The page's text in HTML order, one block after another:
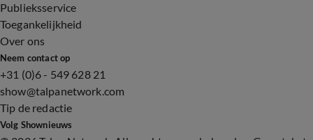
Publieksservice
Toegankelijkheid
Over ons
Neem contact op
+31 (0)6 - 549 628 21
show@talpanetwork.com
Tip de redactie
Volg Shownieuws